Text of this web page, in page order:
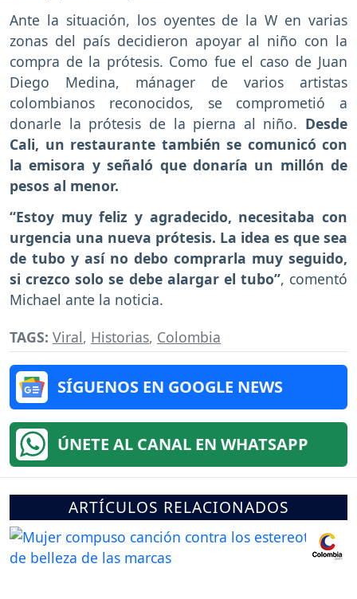
Ante la situación, los oyentes de la W en varias
zonas del país decidieron apoyar al niño con la
compra de la prótesis. Como fue el caso de Juan
Diego Medina, mánager de varios artistas
colombianos reconocidos, se comprometió a
donarle la prótesis de la pierna al niño. Desde
Cali, un restaurante también se comunicó con
la emisora y señaló que donaría un millón de
pesos al menor.
“Estoy muy feliz y agradecido, necesitaba con
urgencia una nueva prótesis. La idea es que sea
de tubo y así no debo comprarla muy seguido,
si crezco solo se debe alargar el tubo”, comentó
Michael ante la noticia.
TAGS: Viral, Historias, Colombia
SÍGUENOS EN GOOGLE NEWS
ÚNETE AL CANAL EN WHATSAPP
ARTÍCULOS RELACIONADOS